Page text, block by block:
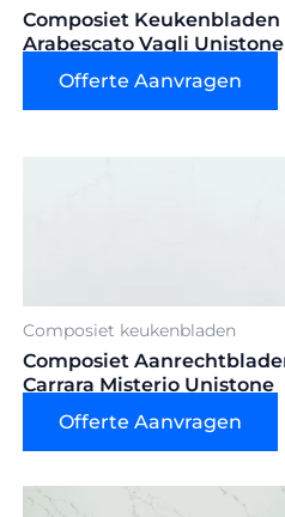
Composiet Keukenbladen
Arabescato Vagli Unistone
Offerte Aanvragen
Composiet keukenbladen
Composiet
Carrara Misterio Unistone
Offerte Aanvragen